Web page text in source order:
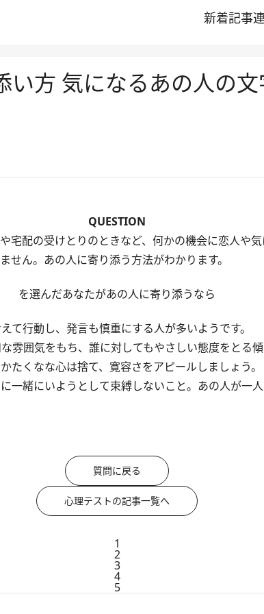
新着記事
い方 気になるあの人の文
QUESTION
宅配の受けとりのときなど、何かの機会に恋人や
せん。あの人に寄り添う方法がわかります。
を選んだあなたがあの人に寄り添うなら
行動し、発言も慎重にする人が多いようです。
雰囲気をもち、誰に対してもやさしい態度をとる
たくなな心は捨て、寛容さをアピールしましょう。
一緒にいようとして束縛しないこと。あの人が一
質問に戻る
心理テストの記事一覧へ
1
2
3
4
5